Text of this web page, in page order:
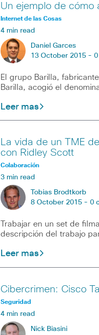
Un ejemplo de cómo
Internet de las Cosas
4 min read
Daniel Garces
13 October 2015 -
El grupo Barilla,
Barilla, acogió el
Leer mas
La vida de un TME
con Ridley Scott
Colaboración
3 min read
Tobias Brodtkorb
8 October 2015 - 0
Trabajar en un set de
descripción del trabajo
Leer mas
Cibercrimen: Cisco
Seguridad
4 min read
Nick Biasini